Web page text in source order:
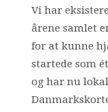
Vi har
årene samlet
for at kunne
startede som
og har nu